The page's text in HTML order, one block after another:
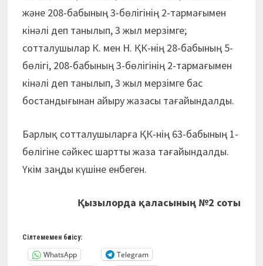
және 208-бабының 3-бөлігінің 2-тармағымен
кінәлі деп танылып, 3 жыл мерзімге;
cотталушылар К. мен Н. ҚК-нің 28-бабының 5-
бөлігі, 208-бабының 3-бөлігінің 2-тармағымен
кінәлі деп танылып, 3 жыл мерзімге бас
бостандығынан айыру жазасы тағайындалды.
Барлық сотталушыларға ҚК-нің 63-бабының 1-
бөлігіне сәйкес шартты жаза тағайындалды.
Үкім заңды күшіне енбеген.
Қызылорда қаласының №2 соты
Сілтемемен бөлісу:
WhatsApp
Telegram